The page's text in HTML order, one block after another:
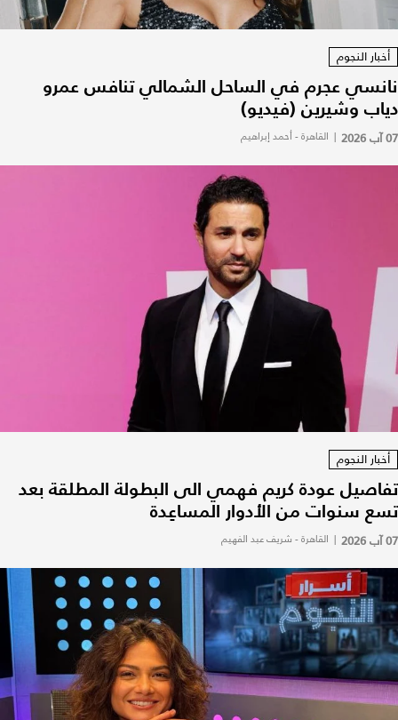
أخبار النجوم
نانسي عجرم في الساحل الشمالي تنافس عمرو
دياب وشيرين (فيديو)
07 آب 2026 | القاهرة - أحمد إبراهيم
أخبار النجوم
تفاصيل عودة كريم فهمي الى البطولة المطلقة بعد
تسع سنوات من الأدوار المساعِدة
07 آب 2026 | القاهرة - شريف عبد الفهيم